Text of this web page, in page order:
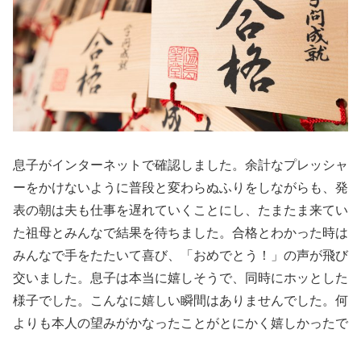
息子がインターネットで確認しました。余計なプレッシャ
ーをかけないように普段と変わらぬふりをしながらも、発
表の朝は夫も仕事を遅れていくことにし、たまたま来てい
た祖母とみんなで結果を待ちました。合格とわかった時は
みんなで手をたたいて喜び、「おめでとう！」の声が飛び
交いました。息子は本当に嬉しそうで、同時にホッとした
様子でした。こんなに嬉しい瞬間はありませんでした。何
よりも本人の望みがかなったことがとにかく嬉しかったで